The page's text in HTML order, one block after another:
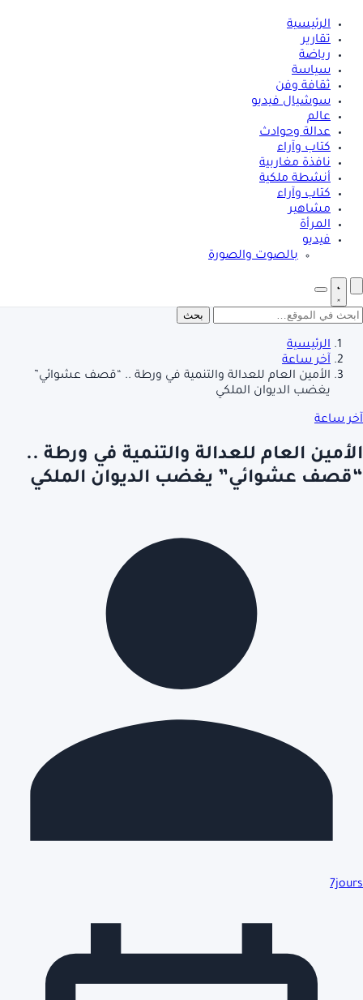
الرئيسية
تقارير
رياضة
سياسة
ثقافة وفن
سوشيال فيديو
عالم
عدالة وحوادث
كتاب وآراء
نافذة مغاربية
أنشطة ملكية
كتاب وآراء
مشاهير
المرأة
فيديو
بالصوت والصورة
بحث
الرئيسية
آخر ساعة
الأمين العام للعدالة والتنمية في ورطة .. “قصف عشوائي”
يغضب الديوان الملكي‎‎
آخر ساعة
الأمين العام للعدالة والتنمية في ورطة ..
“قصف عشوائي” يغضب الديوان الملكي‎‎
7jours